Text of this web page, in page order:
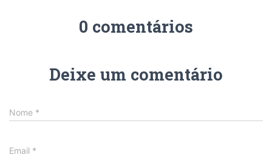
0 comentários
Deixe um comentário
Nome *
Email *